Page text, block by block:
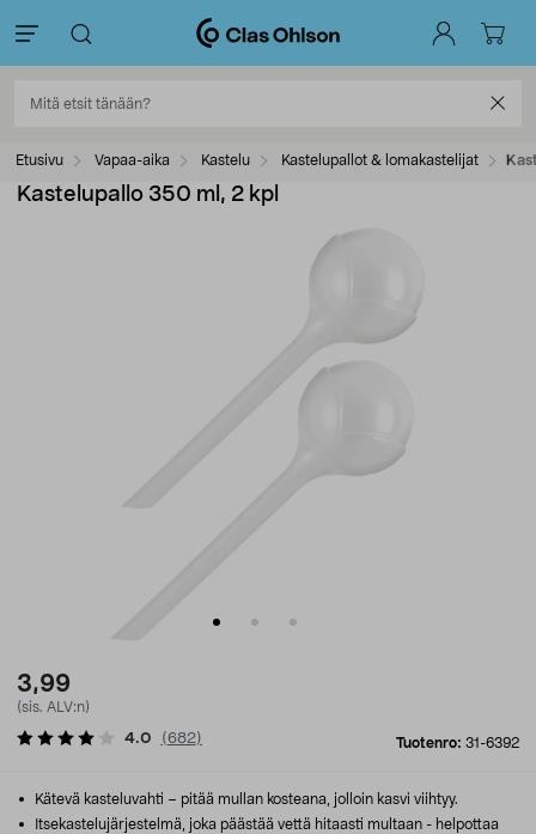
Etusivu Vapaa-aika Kastelu Kastelupallot & lomakastelijat
Kastelupallo 350 ml, 2 kpl
3,99
(sis. ALV:n)
Tuotenro: 31-6392
4.0 (682)
Kätevä kasteluvahti – pitää mullan kosteana, jolloin kasvi viihtyy.
Itsekastelujärjestelmä, joka päästää vettä hitaasti multaan - helpottaa